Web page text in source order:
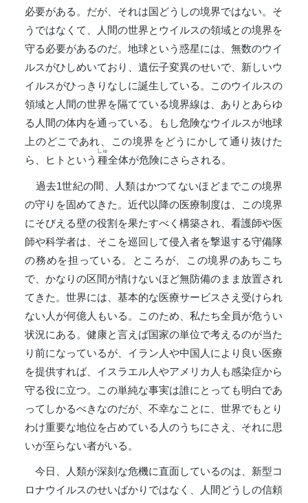
必要がある。だが、それは国どうしの境界ではない。そ
うではなくて、人間の世界とウイルスの領域との境界を
守る必要があるのだ。地球という惑星には、無数のウイ
ルスがひしめいており、遺伝子変異のせいで、新しいウ
イルスがひっきりなしに誕生している。このウイルスの
領域と人間の世界を隔てている境界線は、ありとあらゆ
る人間の体内を通っている。もし危険なウイルスが地球
上のどこであれ、この境界をどうにかして通り抜けた
ら、ヒトという 種
しゅ
全体が危険にさらされる。
過去1世紀の間、人類はかつてないほどまでこの境界
の守りを固めてきた。近代以降の医療制度は、この境界
にそびえる壁の役割を果たすべく構築され、看護師や医
師や科学者は、そこを巡回して侵入者を撃退する守備隊
の務めを担っている。ところが、この境界のあちこち
で、かなりの区間が情けないほど無防備のまま放置され
てきた。世界には、基本的な医療サービスさえ受けられ
ない人が何億人もいる。このため、私たち全員が危うい
状況にある。健康と言えば国家の単位で考えるのが当た
り前になっているが、イラン人や中国人により良い医療
を提供すれば、イスラエル人やアメリカ人も感染症から
守る役に立つ。この単純な事実は誰にとっても明白であ
ってしかるべきなのだが、不幸なことに、世界でもとり
わけ重要な地位を占めている人のうちにさえ、それに思
いが至らない者がいる。
今日、人類が深刻な危機に直面しているのは、新型コ
ロナウイルスのせいばかりではなく、人間どうしの信頼